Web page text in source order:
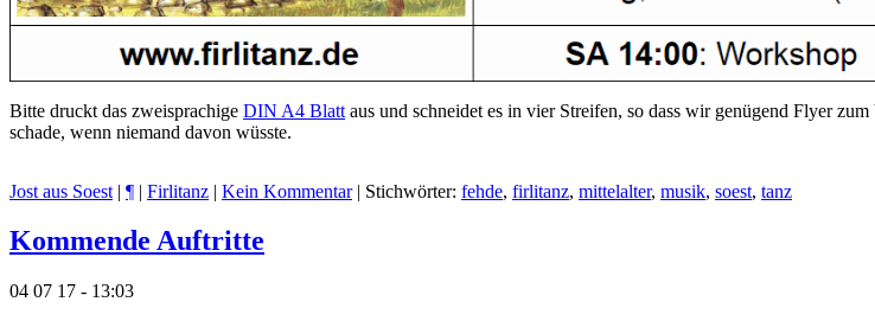
Bitte druckt das zweisprachige DIN A4 Blatt aus und schneidet es in vier Streifen, so dass wir genügend Flyer
schade, wenn niemand davon wüsste.
Jost aus Soest | ¶ | Firlitanz | Kein Kommentar| Stichwörter: fehde, firlitanz, mittelalter, musik, soest, tanz
Kommende Auftritte
04 07 17 - 13:03